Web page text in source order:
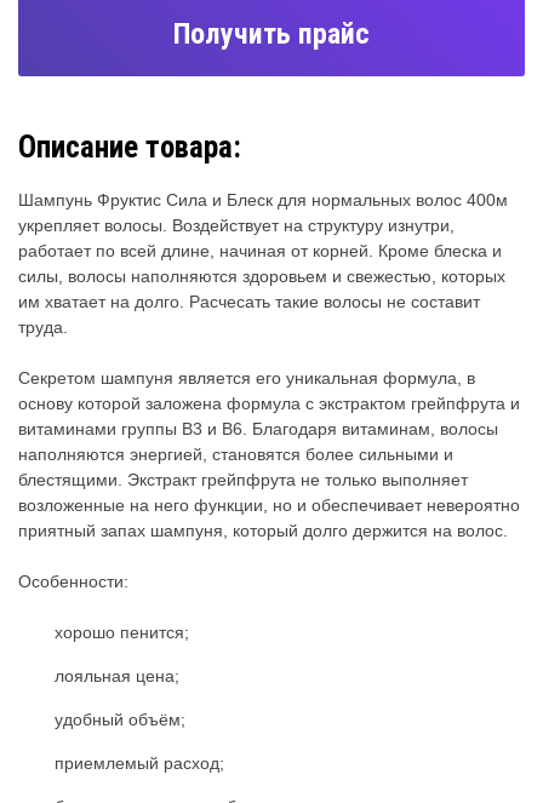
Получить прайс
Описание товара:
Шампунь Фруктис Сила и Блеск для нормальных волос 400м
укрепляет волосы. Воздействует на структуру изнутри,
работает по всей длине, начиная от корней. Кроме блеска и
силы, волосы наполняются здоровьем и свежестью, которых
им хватает на долго. Расчесать такие волосы не составит
труда.
Секретом шампуня является его уникальная формула, в
основу которой заложена формула с экстрактом грейпфрута и
витаминами группы В3 и В6. Благодаря витаминам, волосы
наполняются энергией, становятся более сильными и
блестящими. Экстракт грейпфрута не только выполняет
возложенные на него функции, но и обеспечивает невероятно
приятный запах шампуня, который долго держится на волос.
Особенности:
хорошо пенится;
лояльная цена;
удобный объём;
приемлемый расход;